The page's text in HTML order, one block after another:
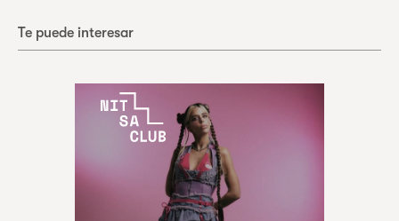
Te puede interesar